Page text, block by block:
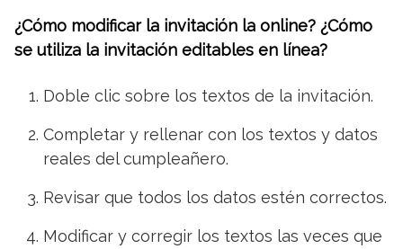
¿Cómo modificar la invitación la online? ¿Cómo
se utiliza la invitación editables en línea?
Doble clic sobre los textos de la invitación.
Completar y rellenar con los textos y datos
reales del cumpleañero.
Revisar que todos los datos estén correctos.
Modificar y corregir los textos las veces que